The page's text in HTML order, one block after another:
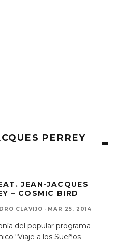
PERREY
JEAN-JACQUES
– COSMIC BIRD
CLAVIJO · MAR 25, 2014
del popular programa
“Viaje a los Sueños